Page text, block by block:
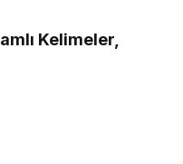
Kelimeler,